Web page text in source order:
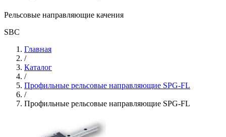
Рельсовые направляющие качения
SBC
Главная
/
Каталог
/
Профильные рельсовые направляющие SPG-FL
/
Профильные рельсовые направляющие SPG-FL